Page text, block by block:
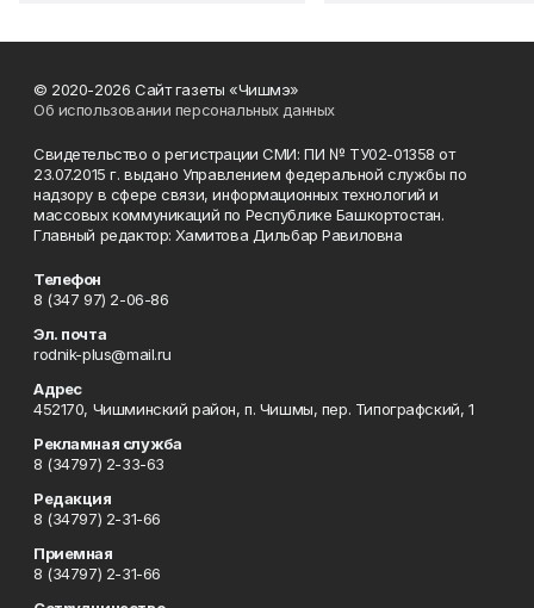
© 2020-2026 Сайт газеты «Чишмэ»
Об использовании персональных данных
Свидетельство о регистрации СМИ: ПИ № ТУ02-01358 от
23.07.2015 г. выдано Управлением федеральной службы по
надзору в сфере связи, информационных технологий и
массовых коммуникаций по Республике Башкортостан.
Главный редактор: Хамитова Дильбар Равиловна
Телефон
8 (347 97) 2-06-86
Эл. почта
rodnik-plus@mail.ru
Адрес
452170, Чишминский район, п. Чишмы, пер. Типографский, 1
Рекламная служба
8 (34797) 2-33-63
Редакция
8 (34797) 2-31-66
Приемная
8 (34797) 2-31-66